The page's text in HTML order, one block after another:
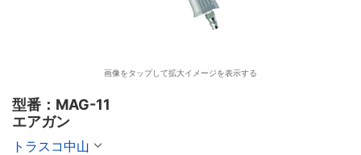
画像をタップして拡大イメージを表示する
型番：MAG-11
エアガン
トラスコ中山